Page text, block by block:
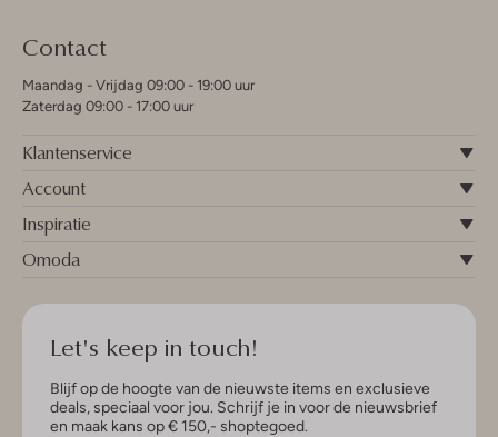
Contact
Maandag - Vrijdag 09:00 - 19:00 uur
Zaterdag 09:00 - 17:00 uur
Klantenservice
Account
Inspiratie
Omoda
Let's keep in touch!
Blijf op de hoogte van de nieuwste items en exclusieve
deals, speciaal voor jou. Schrijf je in voor de nieuwsbrief
en maak kans op € 150,- shoptegoed.